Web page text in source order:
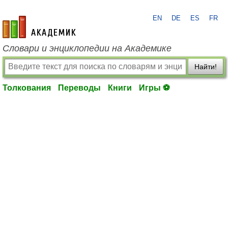
academic.ru
EN DE ES FR
Словари и энциклопедии на Академике
Найти!
Толкования Переводы Книги Игры ⚽